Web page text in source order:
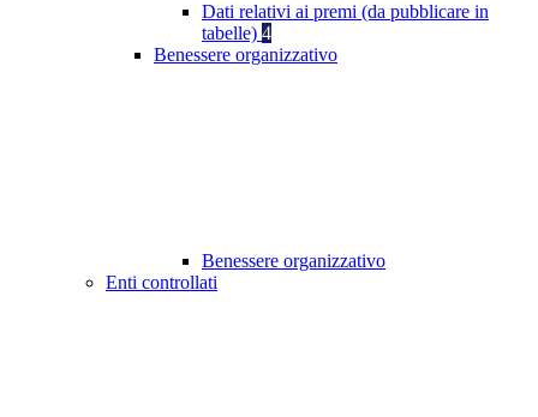
Dati relativi ai premi (da pubblicare in
tabelle) 4
Benessere organizzativo
Benessere organizzativo
Enti controllati